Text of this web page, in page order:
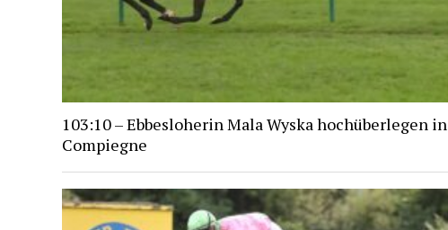
103:10 – Ebbesloherin Mala Wyska hochüberlegen in
Compiegne